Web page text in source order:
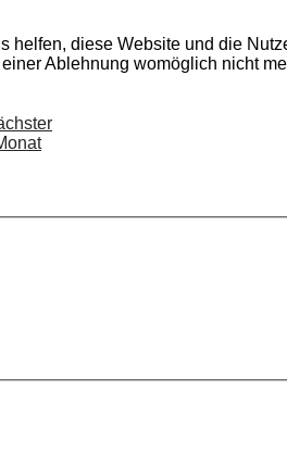
diese Website und die
Ablehnung womöglich nicht